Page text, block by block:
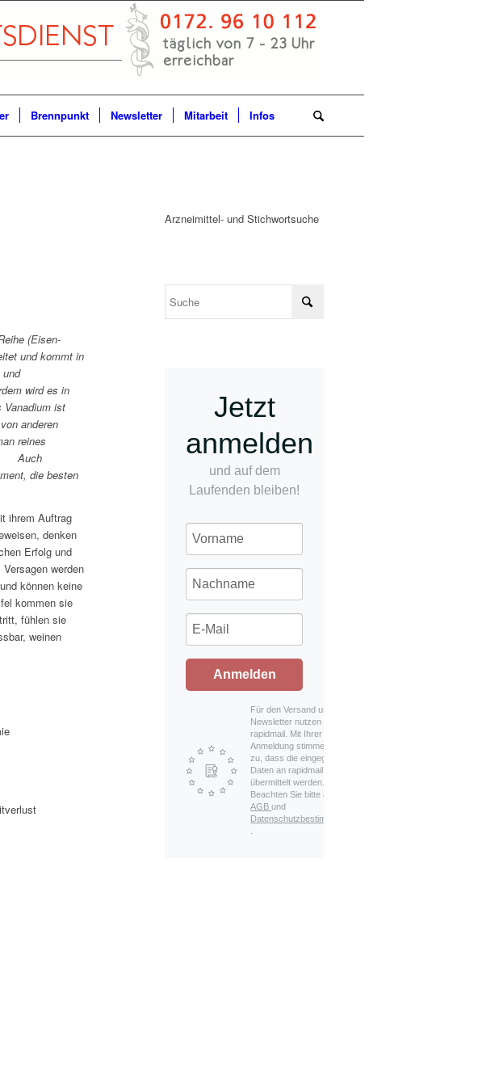
Brennpunkt Newsletter Mitarbeit Infos
(Eisen-
und kommt in
wird es in
Vanadium ist
anderen
reines
Auch
die besten
ihrem Auftrag
denken
Erfolg und
werden
können keine
kommen sie
fühlen sie
weinen
Arzneimittel- und Stichwortsuche
Jetzt
anmelden
und auf dem
Laufenden bleiben!
Anmelden
Für den Versand unserer
Newsletter nutzen wir
rapidmail. Mit Ihrer
Anmeldung stimmen Sie
zu, dass die eingegebenen
Daten an rapidmail
übermittelt werden.
Beachten Sie bitte auch die
AGBund
Datenschutzbestimmungen